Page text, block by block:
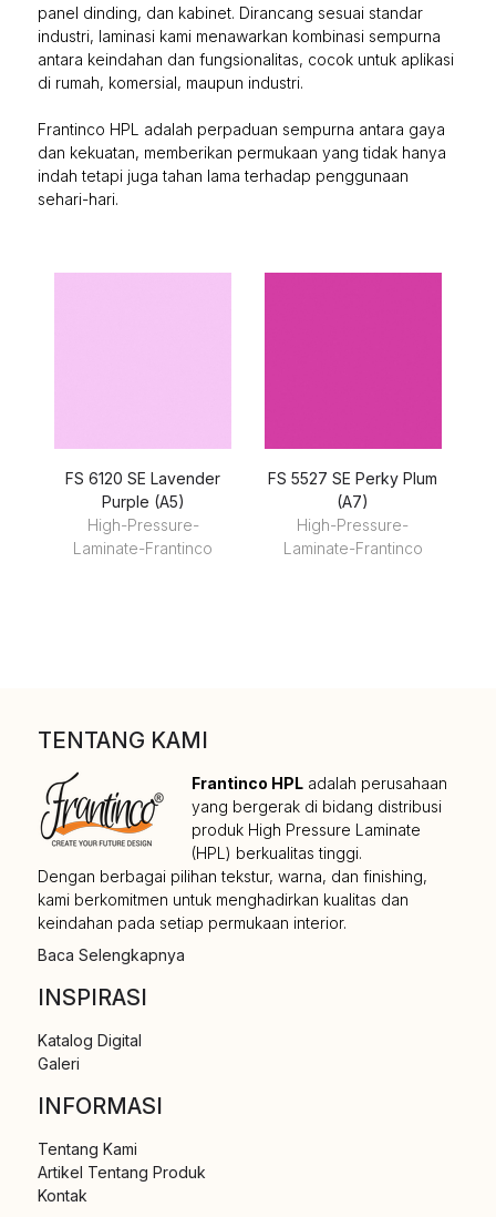
panel dinding, dan kabinet. Dirancang sesuai standar
industri, laminasi kami menawarkan kombinasi sempurna
antara keindahan dan fungsionalitas, cocok untuk aplikasi
di rumah, komersial, maupun industri.
Frantinco HPL adalah perpaduan sempurna antara gaya
dan kekuatan, memberikan permukaan yang tidak hanya
indah tetapi juga tahan lama terhadap penggunaan
sehari-hari.
FS 6120 SE Lavender
Purple (A5)
High-Pressure-
Laminate-Frantinco
FS 5527 SE Perky Plum
(A7)
High-Pressure-
Laminate-Frantinco
TENTANG KAMI
Frantinco HPL adalah perusahaan
yang bergerak di bidang distribusi
produk High Pressure Laminate
(HPL) berkualitas tinggi.
Dengan berbagai pilihan tekstur, warna, dan finishing,
kami berkomitmen untuk menghadirkan kualitas dan
keindahan pada setiap permukaan interior.
Baca Selengkapnya
INSPIRASI
Katalog Digital
Galeri
INFORMASI
Tentang Kami
Artikel Tentang Produk
Kontak